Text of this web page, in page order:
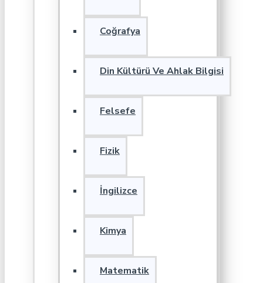
Coğrafya
Din Kültürü Ve Ahlak Bilgisi
Felsefe
Fizik
İngilizce
Kimya
Matematik